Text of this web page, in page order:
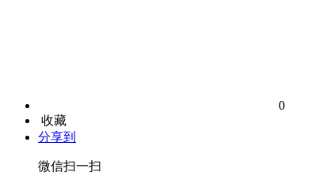
0
收藏
分享到
微信扫一扫